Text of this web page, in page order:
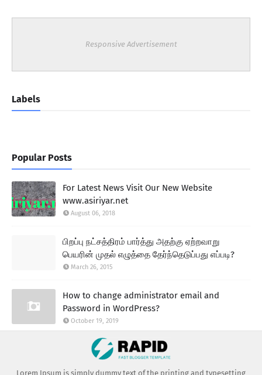
Responsive Advertisement
Labels
Popular Posts
For Latest News Visit Our New Website
www.asiriyar.net
August 06, 2018
பிறப்பு நட்சத்திரம் பார்த்து அதற்கு ஏற்றவாறு
பெயரின் முதல் எழுத்தை தேர்ந்தெடுப்பது எப்படி?
March 26, 2015
How to change administrator email and
Password in WordPress?
October 19, 2019
Lorem Ipsum is simply dummy text of the printing and typesetting